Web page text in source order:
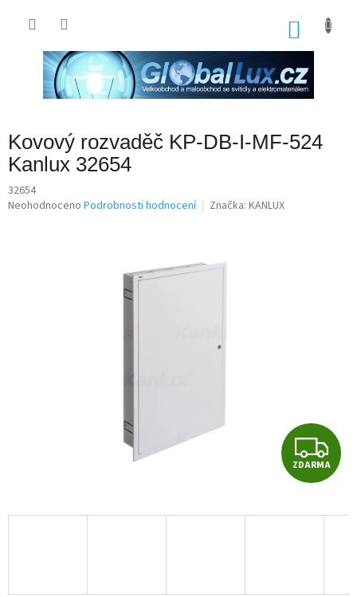
Kovový rozvaděč KP-DB-I-MF-524
Kanlux 32654
32654
Průměrné
Neohodnoceno Podrobnosti hodnocení Značka: KANLUX
Z
D
A
ZDARMA